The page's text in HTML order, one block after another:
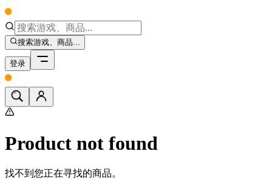
搜索游戏、商品...
登录
Product not found
找不到您正在寻找的商品。